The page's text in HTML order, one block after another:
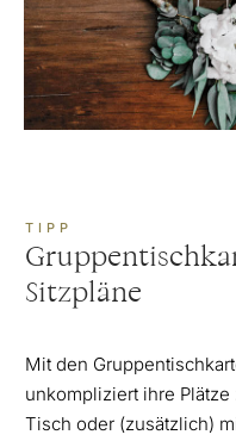
TIPP
Sitzpläne
Mit den
unkompliziert ihre
Tisch oder (zusätzlich)